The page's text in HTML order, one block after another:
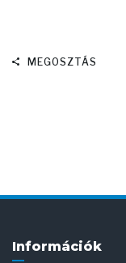
MEGOSZTÁS
Információk